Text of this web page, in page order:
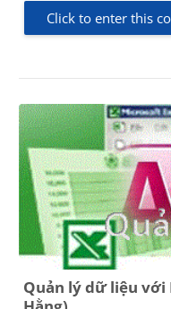
Click to enter this
Quản lý dữ liệu với